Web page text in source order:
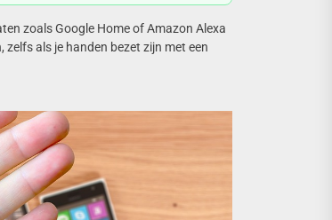
zoals Google Home of Amazon Alexa
als je handen bezet zijn met een